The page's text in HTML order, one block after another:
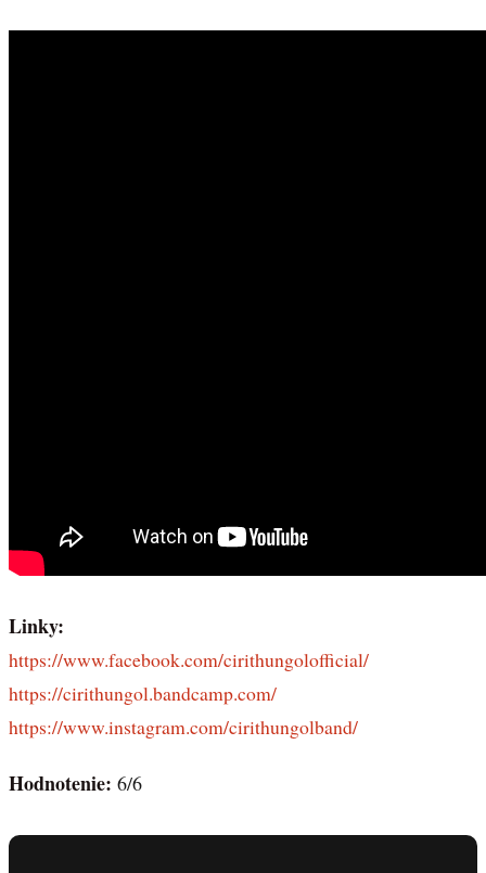
Linky:
https://www.facebook.com/cirithungolofficial/
https://cirithungol.bandcamp.com/
https://www.instagram.com/cirithungolband/
Hodnotenie: 6/6